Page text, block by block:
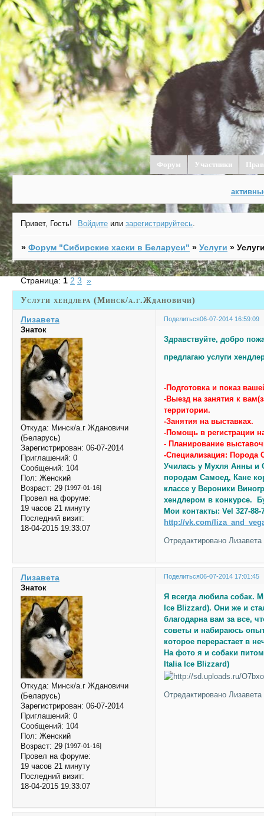
Форум Участники
Привет, Гость! Войдите илизарегистрируйтесь.
»Форум "Cибирские хаски в Беларуси" »Услуги »
Услуги хендлера (Минск/а.г.Ждановичи)
Страница: 1 2 3 »
Поделиться06-07-2014 16:59:09
Лизавета
Знаток
Откуда: Минск/а.г Ждановичи
(Беларусь)
Зарегистрирован: 06-07-2014
Приглашений: 0
Сообщений: 104
Пол: Женский
Возраст: 29 [1997-01-16]
Провел на форуме:
19 часов 21 минуту
Последний визит:
18-04-2015 19:33:07
Здравствуйте, добро
предлагаю услуги
-Подготовка и показ
-Выезд на занятия к
территории.
-Занятия на выставках.
-Помощь в регистрации
- Планирование
-Специализация: Порода
Училась у Мухля Анны и
породам Самоед, Кане
классе у Вероники
хендлером в конкурсе.
Мои контакты: Vel 327-88-
http://vk.com/
Отредактировано
Поделиться06-07-2014 17:01:45
Лизавета
Знаток
Откуда: Минск/а.г Ждановичи
(Беларусь)
Зарегистрирован: 06-07-2014
Приглашений: 0
Сообщений: 104
Пол: Женский
Возраст: 29 [1997-01-16]
Провел на форуме:
19 часов 21 минуту
Последний визит:
18-04-2015 19:33:07
Я всегда любила собак.
Ice Blizzard). Они же и
благодарна вам за все,
советы и набираюсь
которое перерастает в
На фото я и собаки
Italia Ice Blizzard)
Отредактировано